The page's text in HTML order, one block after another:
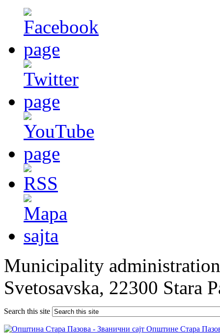
Municipality
Svetosavska, 22300 Stara
Search this site